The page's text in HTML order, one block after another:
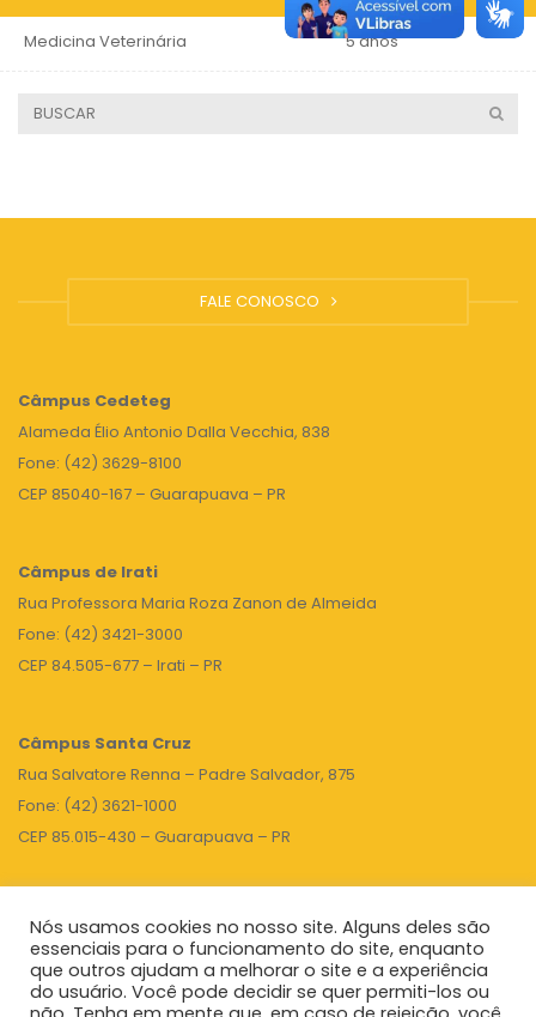
Medicina Veterinária 5 anos
FALE CONOSCO
Câmpus Cedeteg
Alameda Élio Antonio Dalla Vecchia, 838
Fone: (42) 3629-8100
CEP 85040-167 – Guarapuava – PR
Câmpus de Irati
Rua Professora Maria Roza Zanon de Almeida
Fone: (42) 3421-3000
CEP 84.505-677 – Irati – PR
Câmpus Santa Cruz
Rua Salvatore Renna – Padre Salvador, 875
Fone: (42) 3621-1000
CEP 85.015-430 – Guarapuava – PR
TOPO
Nós usamos cookies no nosso site. Alguns deles são
essenciais para o funcionamento do site, enquanto
que outros ajudam a melhorar o site e a experiência
do usuário. Você pode decidir se quer permiti-los ou